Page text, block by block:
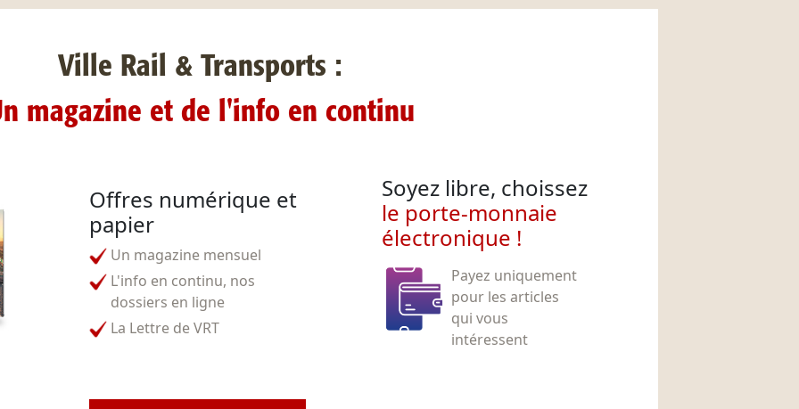
Ville Rail & Transports :
magazine et de l'info en continu
Offres numérique et
papier
Un magazine mensuel
L'info en continu, nos
dossiers en ligne
La Lettre de VRT
Soyez libre, choissez
le porte-monnaie
électronique !
Payez uniquement
pour les articles
qui vous
intéressent